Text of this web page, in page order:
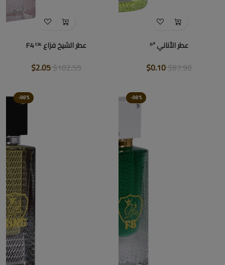
عطر الأناني ᴼ²
$87.90
$0.10
عطر الشيخ فزاع F4 ᵁᴷ
$102.55
$2.05
-98%
-98%